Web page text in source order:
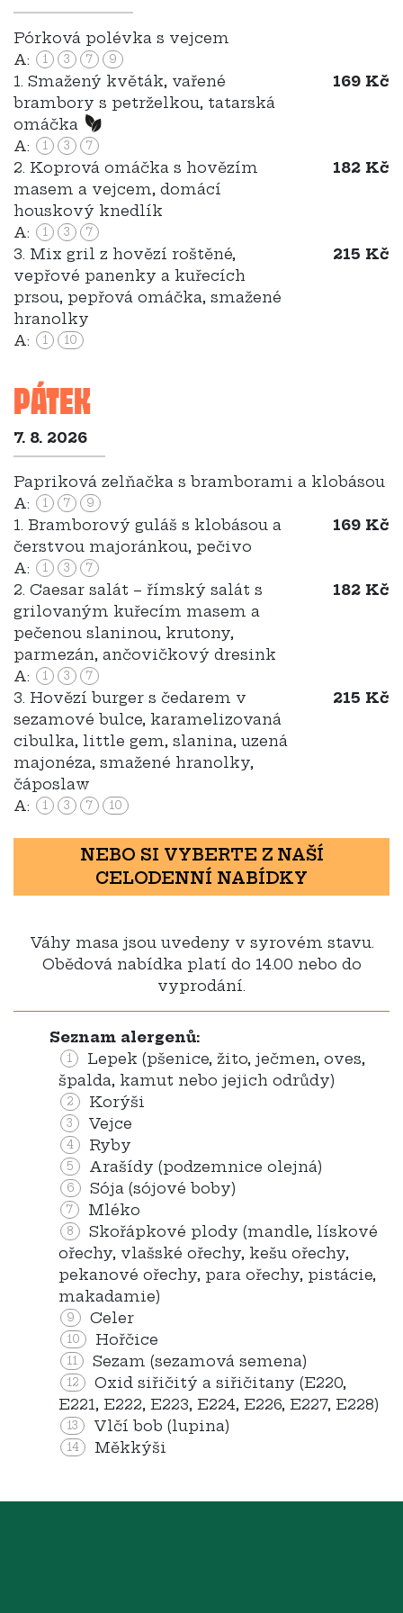
Pórková polévka s vejcem
A:
1 3 7 9
1. Smažený květák, vařené
brambory s petrželkou, tatarská
omáčka
A:
1 3 7
169 Kč
2. Koprová omáčka s hovězím
masem a vejcem, domácí
houskový knedlík
A:
1 3 7
182 Kč
3. Mix gril z hovězí roštěné,
vepřové panenky a kuřecích
prsou, pepřová omáčka, smažené
hranolky
A:
1 10
215 Kč
PÁTEK
7. 8. 2026
Papriková zelňačka s bramborami a klobásou
A:
1 7 9
1. Bramborový guláš s klobásou a
čerstvou majoránkou, pečivo
A:
1 3 7
169 Kč
2. Caesar salát – římský salát s
grilovaným kuřecím masem a
pečenou slaninou, krutony,
parmezán, ančovičkový dresink
A:
1 3 7
182 Kč
3. Hovězí burger s čedarem v
sezamové bulce, karamelizovaná
cibulka, little gem, slanina, uzená
majonéza, smažené hranolky,
čáposlaw
A:
1 3 7 10
215 Kč
NEBO SI VYBERTE Z NAŠÍ
CELODENNÍ NABÍDKY
Váhy masa jsou uvedeny v syrovém stavu.
Obědová nabídka platí do 14.00 nebo do
vyprodání.
Seznam alergenů:
1
Lepek (pšenice, žito, ječmen, oves,
špalda, kamut nebo jejich odrůdy)
2 Korýši
3 Vejce
4 Ryby
5 Arašídy (podzemnice olejná)
6 Sója (sójové boby)
7 Mléko
8
Skořápkové plody (mandle, lískové
ořechy, vlašské ořechy, kešu ořechy,
pekanové ořechy, para ořechy, pistácie,
makadamie)
9 Celer
10 Hořčice
11 Sezam (sezamová semena)
12
Oxid siřičitý a siřičitany (E220,
E221, E222, E223, E224, E226, E227, E228)
13 Vlčí bob (lupina)
14 Měkkýši